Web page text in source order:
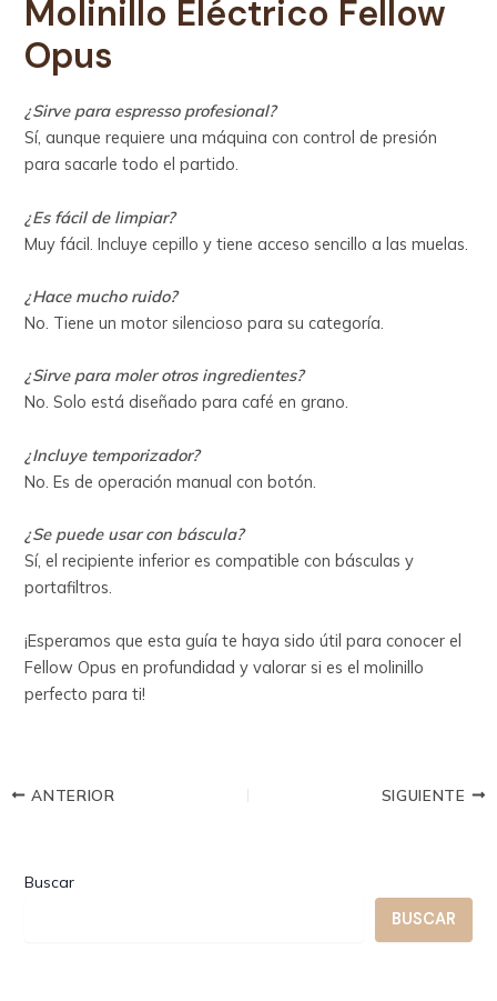
Molinillo Eléctrico Fellow
Opus
¿Sirve para espresso profesional?
Sí, aunque requiere una máquina con control de presión
para sacarle todo el partido.
¿Es fácil de limpiar?
Muy fácil. Incluye cepillo y tiene acceso sencillo a las muelas.
¿Hace mucho ruido?
No. Tiene un motor silencioso para su categoría.
¿Sirve para moler otros ingredientes?
No. Solo está diseñado para café en grano.
¿Incluye temporizador?
No. Es de operación manual con botón.
¿Se puede usar con báscula?
Sí, el recipiente inferior es compatible con básculas y
portafiltros.
¡Esperamos que esta guía te haya sido útil para conocer el
Fellow Opus en profundidad y valorar si es el molinillo
perfecto para ti!
ANTERIOR SIGUIENTE
Buscar
BUSCAR